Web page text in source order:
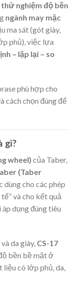
thử nghiệm độ bền
ngành may mặc
ma sát (gót giày,
phủ), việc lựa
– lặp lại – so
phù hợp cho
cách chọn đúng để
gì?
wheel) của Taber,
(Taber
cho các phép
và cho kết quả
dụng đúng tiêu
da giày, CS-17
bền bề mặt ở
có lớp phủ, da,